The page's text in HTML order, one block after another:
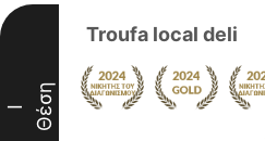
I Θέση
Troufa local deli